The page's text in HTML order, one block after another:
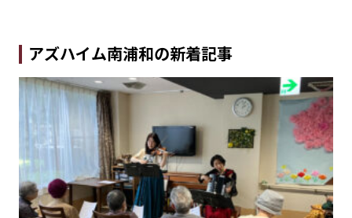
アズハイム南浦和の新着記事